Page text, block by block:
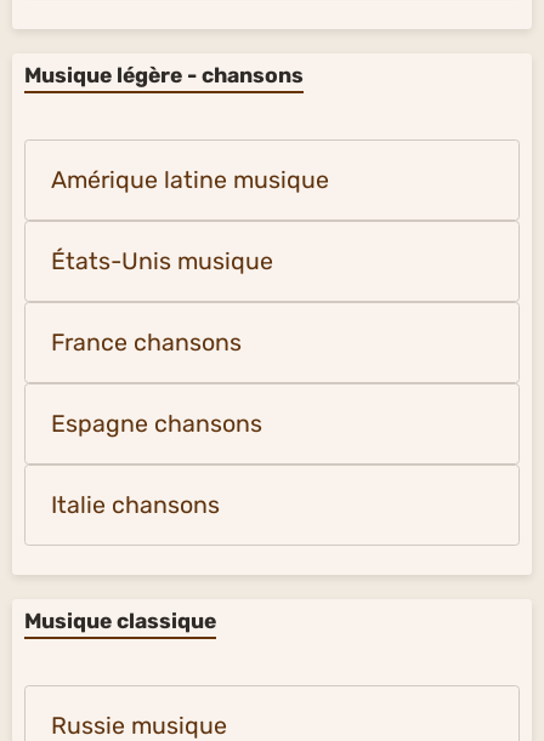
Musique légère - chansons
Amérique latine musique
États-Unis musique
France chansons
Espagne chansons
Italie chansons
Musique classique
Russie musique